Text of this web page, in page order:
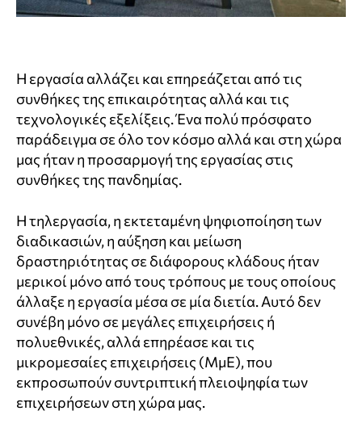
Η εργασία αλλάζει και επηρεάζεται από τις
συνθήκες της επικαιρότητας αλλά και τις
τεχνολογικές εξελίξεις. Ένα πολύ πρόσφατο
παράδειγμα σε όλο τον κόσμο αλλά και στη χώρα
μας ήταν η προσαρμογή της εργασίας στις
συνθήκες της πανδημίας.
Η τηλεργασία, η εκτεταμένη ψηφιοποίηση των
διαδικασιών, η αύξηση και μείωση
δραστηριότητας σε διάφορους κλάδους ήταν
μερικοί μόνο από τους τρόπους με τους οποίους
άλλαξε η εργασία μέσα σε μία διετία. Αυτό δεν
συνέβη μόνο σε μεγάλες επιχειρήσεις ή
πολυεθνικές, αλλά επηρέασε και τις
μικρομεσαίες επιχειρήσεις (ΜμΕ), που
εκπροσωπούν συντριπτική πλειοψηφία των
επιχειρήσεων στη χώρα μας.